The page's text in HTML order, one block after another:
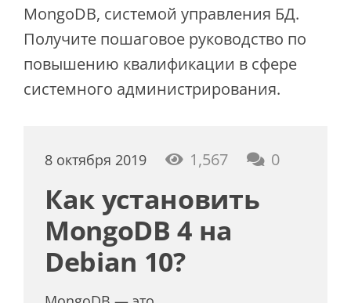
MongoDB, системой управления БД.
Получите пошаговое руководство по
повышению квалификации в сфере
системного администрирования.
8 октября 2019 1,567 0
Как установить
MongoDB 4 на
Debian 10?